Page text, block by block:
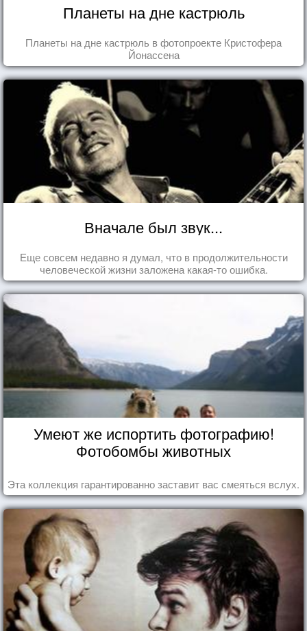
Планеты на дне кастрюль
Планеты на дне кастрюль в фотопроекте Кристофера
Йонассена
Вначале был звук...
Еще совсем недавно я думал, что в продолжительности
человеческой жизни заложена какая-то ошибка.
Умеют же испортить фотографию!
Фотобомбы животных
Эта коллекция гарантированно заставит вас смеяться вслух.